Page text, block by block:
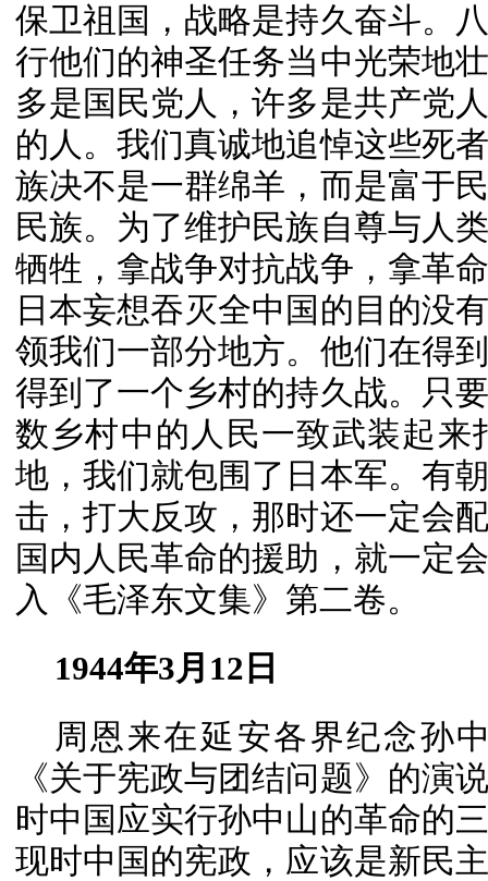
保卫祖国，战略是持久奋斗。
行他们的神圣任务当中光荣地
多是国民党人，许多是共产党
的人。我们真诚地追悼这些死
族决不是一群绵羊，而是富于
民族。为了维护民族自尊与人
牺牲，拿战争对抗战争，拿革
日本妄想吞灭全中国的目的没
领我们一部分地方。他们在得
得到了一个乡村的持久战。只
数乡村中的人民一致武装起
地，我们就包围了日本军。有
击，打大反攻，那时还一定会
国内人民革命的援助，就一定
入《毛泽东文集》第二卷。
1944年3月12日
周恩来在延安各界纪念孙
《关于宪政与团结问题》的演
时中国应实行孙中山的革命的
现时中国的宪政，应该是新民